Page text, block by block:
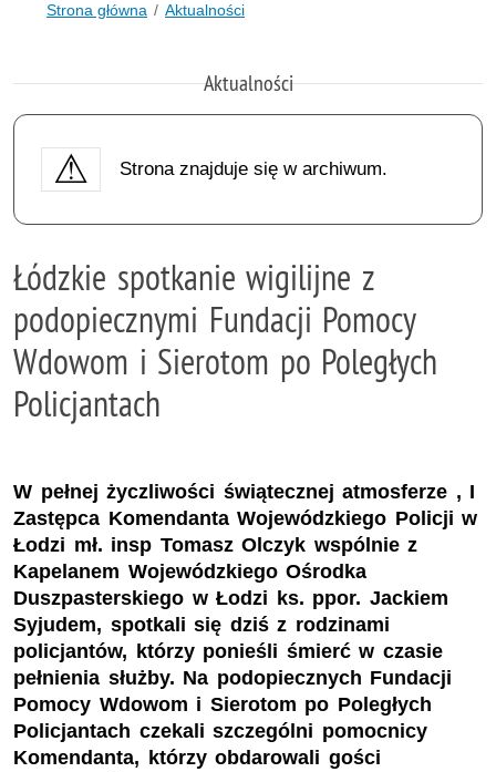
Strona główna Aktualności
Aktualności
Strona znajduje się w archiwum.
Łódzkie spotkanie wigilijne z
podopiecznymi Fundacji Pomocy
Wdowom i Sierotom po Poległych
Policjantach
W pełnej życzliwości świątecznej atmosferze , I
Zastępca Komendanta Wojewódzkiego Policji w
Łodzi mł. insp Tomasz Olczyk wspólnie z
Kapelanem Wojewódzkiego Ośrodka
Duszpasterskiego w Łodzi ks. ppor. Jackiem
Syjudem, spotkali się dziś z rodzinami
policjantów, którzy ponieśli śmierć w czasie
pełnienia służby. Na podopiecznych Fundacji
Pomocy Wdowom i Sierotom po Poległych
Policjantach czekali szczególni pomocnicy
Komendanta, którzy obdarowali gości